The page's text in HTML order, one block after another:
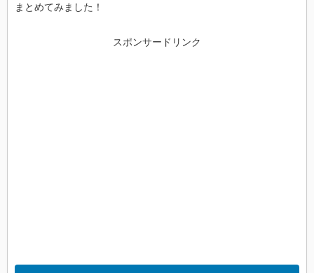
まとめてみました！
スポンサードリンク